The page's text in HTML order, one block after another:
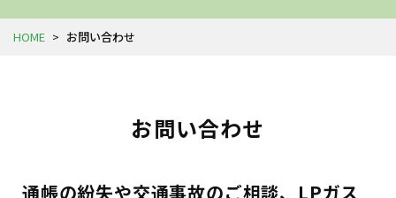
HOME > お問い合わせ
お問い合わせ
通帳の紛失や交通事故のご相談、LPガス